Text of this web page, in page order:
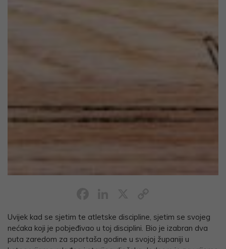
Link
Uvijek kad se sjetim te atletske discipline, sjetim se svojeg
nećaka koji je pobjeđivao u toj disciplini. Bio je izabran dva
puta zaredom za sportaša godine u svojoj županiji u